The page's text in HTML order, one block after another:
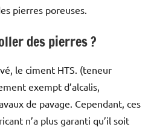
pierres poreuses.
des pierres ?
le ciment HTS. (teneur
exempt d’alcalis,
de pavage. Cependant, ces
n’a plus garanti qu’il soit